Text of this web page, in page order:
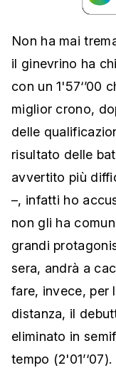
Non ha mai
il ginevrino ha
con un 1'57‘’00
miglior crono,
delle
risultato delle
avvertito più
–, infatti ho
non gli ha
grandi
sera, andrà a
fare, invece, per
distanza, il
eliminato in
tempo (2'01’‘07).